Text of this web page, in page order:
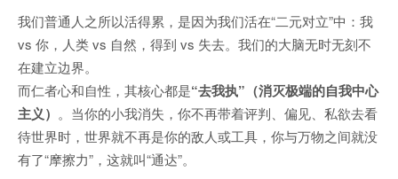
我们普通人之所以活得累，是因为我们活在“二元对立”中：我
vs 你，人类 vs 自然，得到 vs 失去。我们的大脑无时无刻不
在建立边界。
而仁者心和自性，其核心都是“去我执”（消灭极端的自我中心
主义） 。当你的小我消失，你不再带着评判、偏见、私欲去看
待世界时，世界就不再是你的敌人或工具，你与万物之间就没
有了“摩擦力”，这就叫“通达”。